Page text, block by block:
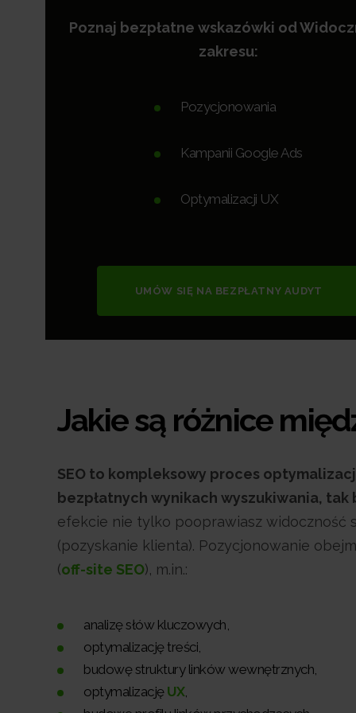
Poznaj bezpłatne wskazówki od
zakresu:
Pozycjonowania
Kampanii Google Ads
Optymalizacji UX
UMÓW SIĘ NA BEZPŁATNY AUDYT
Jakie są różnice
SEO to kompleksowy proces
bezpłatnych wynikach wyszukiwania, tak
efekcie nie tylko pooprawiasz widoczność
(pozyskanie klienta). Pozycjonowanie
(off-site SEO), m.in.:
analizę słów kluczowych,
optymalizację treści,
budowę struktury linków wewnętrznych,
optymalizację UX,